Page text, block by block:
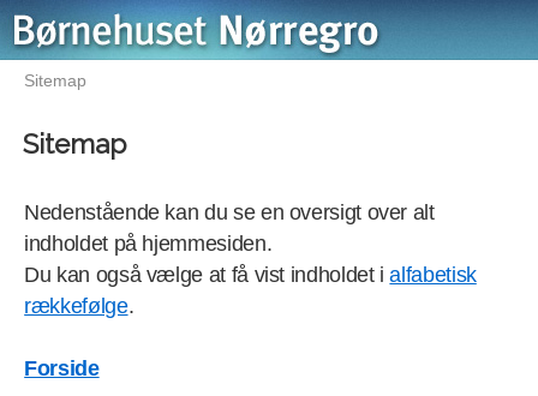
Sitemap
Sitemap
Nedenstående kan du se en oversigt over alt
indholdet på hjemmesiden.
Du kan også vælge at få vist indholdet ialfabetisk
rækkefølge.
Forside